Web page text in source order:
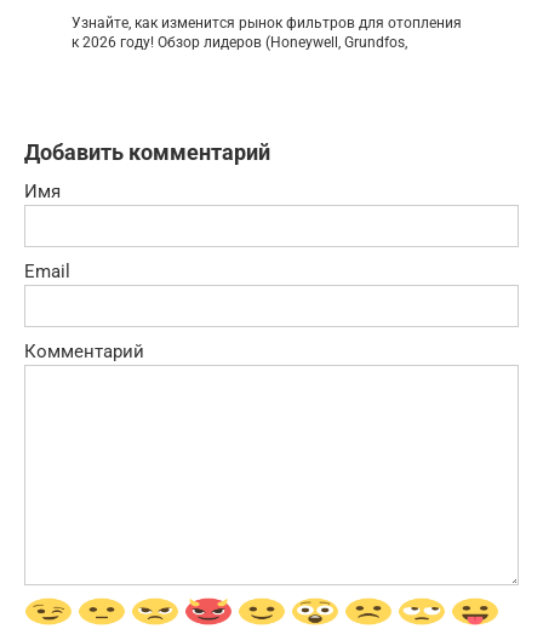
Узнайте, как изменится рынок фильтров для отопления
к 2026 году! Обзор лидеров (Honeywell, Grundfos,
Добавить комментарий
Имя
Email
Комментарий